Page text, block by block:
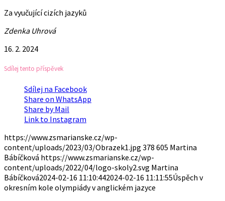
Za vyučující cizích jazyků
Zdenka Uhrová
16. 2. 2024
Sdílej tento příspěvek
Sdílej na Facebook
Share on WhatsApp
Share by Mail
Link to Instagram
https://www.zsmarianske.cz/wp-
content/uploads/2023/03/Obrazek1.jpg 378 605 Martina
Bábíčková https://www.zsmarianske.cz/wp-
content/uploads/2022/04/logo-skoly2.svg Martina
Bábíčková2024-02-16 11:10:442024-02-16 11:11:55Úspěch v
okresním kole olympiády v anglickém jazyce